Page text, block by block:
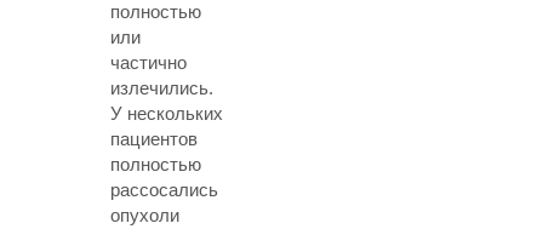
полностью
или
частично
излечились.
У нескольких
пациентов
полностью
рассосались
опухоли